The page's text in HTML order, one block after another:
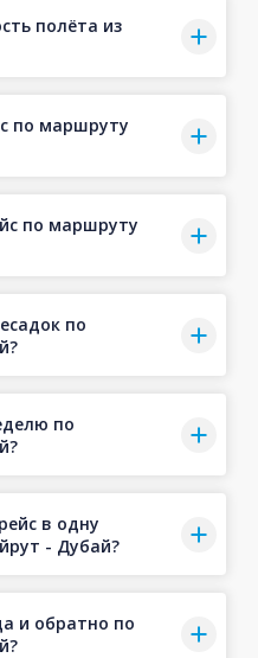
полёта из
по маршруту
по маршруту
по
по
в одну
- Дубай?
и обратно по